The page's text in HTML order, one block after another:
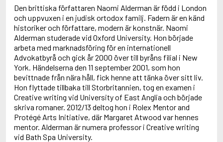
Abrahams, Peter (f. 1947)
Abrahamson, Emmy
Abse, Dannie
Abu-Jaber, Diana
Abulhawa, Susan
Aburas, Lone
Achebe, Chinua
Achmatova, Anna
Aciman, André
Ackebo, Lena
Acker, Kathy
Ackroyd, Peter
Adam de la Halle
Adamov, Arthur
Den brittiska författaren Naomi Alderman är född i London
och uppvuxen i en judisk ortodox familj. Fadern är en känd
historiker och författare, modern är konstnär. Naomi
Alderman studerade vid Oxford University. Hon började
arbeta med marknadsföring för en internationell
Advokatbyrå och gick år 2000 över till byråns filial i New
York. Händelserna den 11 september 2001, som hon
bevittnade från nära håll, fick henne att tänka över sitt liv.
Hon flyttade tillbaka till Storbritannien, tog en examen i
Creative writing vid University of East Anglia och började
skriva romaner. 2012/13 deltog hon i Rolex Mentor and
Protégé Arts Initiative, där Margaret Atwood var hennes
mentor. Alderman är numera professor i Creative writing
vid Bath Spa University.